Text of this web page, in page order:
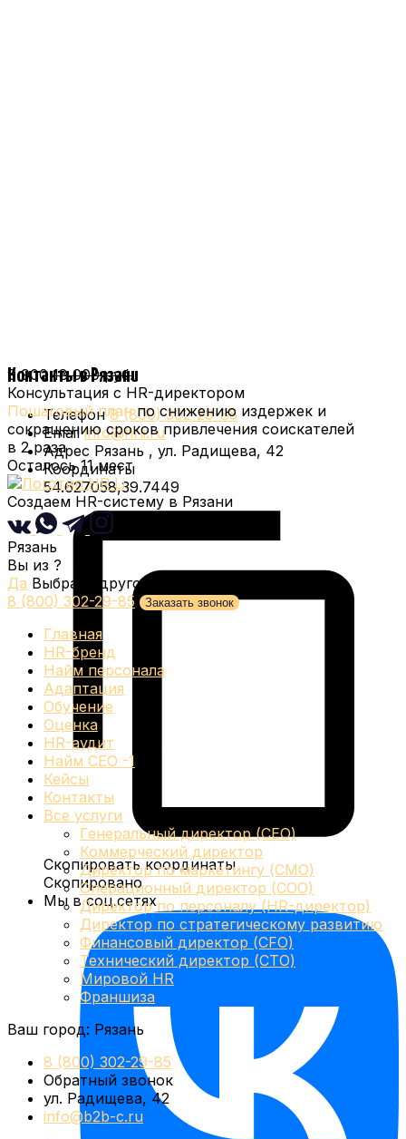
9 900 18 000 руб.
Консультация с HR-директором
Пошаговый планпо снижению издержек и
сокращению сроков привлечения соискателей
в 2 раза
Осталось11мест
Создаем HR-систему в Рязани
Рязань
Вы из ?
Да Выбрать другой
8 (800) 302-29-85
Заказать звонок
Главная
HR-бренд
Найм персонала
Адаптация
Обучение
Оценка
HR-аудит
Найм СЕО -1
Кейсы
Контакты
Все услуги
Генеральный директор (CEO)
Коммерческий директор
Директор по маркетингу (CMO)
Операционный директор (COO)
Директор по персоналу (HR-директор)
Директор по стратегическому развитию
Финансовый директор (CFO)
Технический директор (CTO)
Мировой HR
Франшиза
Ваш город: Рязань
8 (800) 302-29-85
Обратный звонок
ул. Радищева, 42
info@b2b-c.ru
Контактыв Рязани
Телефон 8 (800) 302-29-85
Email info@hrli.ru
Адрес Рязань , ул. Радищева, 42
Координаты
54.627058,39.7449
Скопировать координаты
Скопировано
Мы в соц.сетях